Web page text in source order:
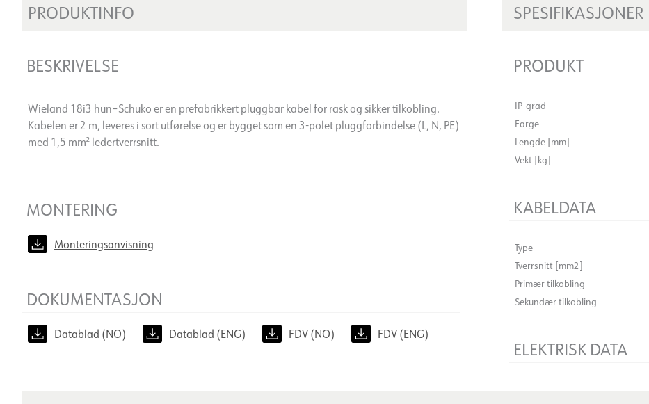
PRODUKTINFO
BESKRIVELSE
Wieland 18i3 hun–Schuko er en prefabrikkert pluggbar kabel for rask og sikker tilkobling.
Kabelen er 2 m, leveres i sort utførelse og er bygget som en 3-polet pluggforbindelse (L, N, PE)
med 1,5 mm² ledertverrsnitt.
MONTERING
Monteringsanvisning
DOKUMENTASJON
Datablad (NO) Datablad (ENG) FDV (NO) FDV (ENG)
SPESIFIKASJONER
PRODUKT
IP-grad
Farge
Lengde [mm]
Vekt [kg]
KABELDATA
Type
Tverrsnitt [mm2]
Primær tilkobling
Sekundær tilkobling
ELEKTRISK DATA